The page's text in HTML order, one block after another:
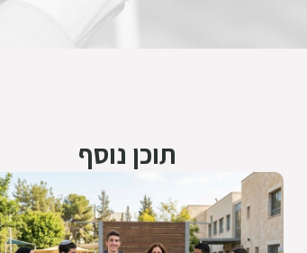
תוכן נוסף